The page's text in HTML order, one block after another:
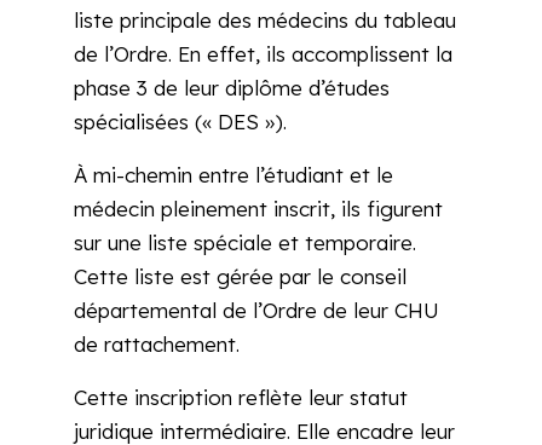
liste principale des médecins du tableau
de l’Ordre. En effet, ils accomplissent la
phase 3 de leur diplôme d’études
spécialisées (« DES »).
À mi-chemin entre l’étudiant et le
médecin pleinement inscrit, ils figurent
sur une liste spéciale et temporaire.
Cette liste est gérée par le conseil
départemental de l’Ordre de leur CHU
de rattachement.
Cette inscription reflète leur statut
juridique intermédiaire. Elle encadre leur